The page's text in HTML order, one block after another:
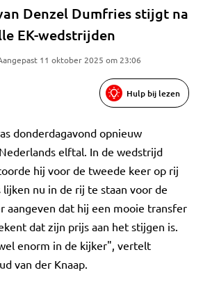
Denzel Dumfries stijgt na
EK-wedstrijden
11 oktober 2025 om 23:06
Hulp bij lezen
donderdagavond opnieuw
elftal. In de wedstrijd
hij voor de tweede keer op rij
lijken nu in de rij te staan voor de
aangeven dat hij een mooie transfer
dat zijn prijs aan het stijgen is.
enorm in de kijker", vertelt
van der Knaap.